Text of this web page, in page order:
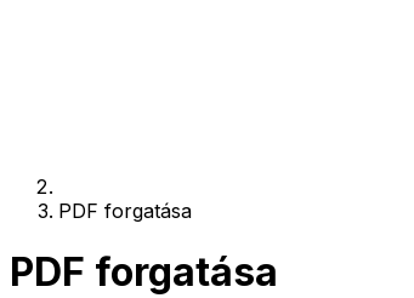
PDF forgatása
PDF forgatása